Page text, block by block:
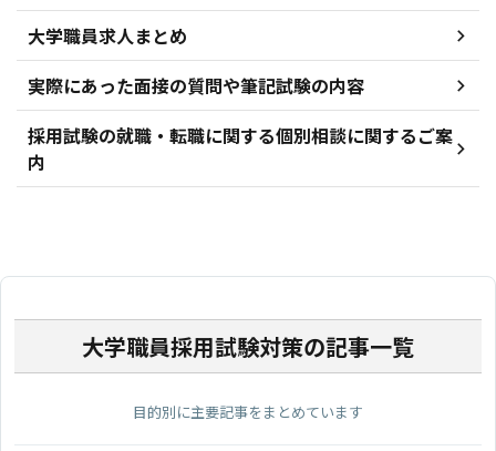
大学職員求人まとめ
実際にあった面接の質問や筆記試験の内容
採用試験の就職・転職に関する個別相談に関するご案
内
大学職員採用試験対策の記事一覧
目的別に主要記事をまとめています